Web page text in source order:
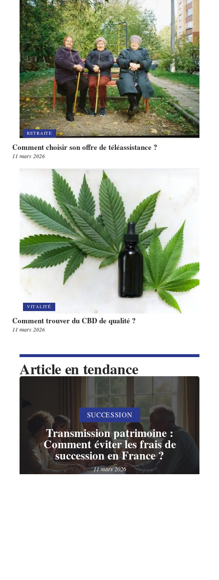
RETRAITE
Comment choisir son offre de téléassistance ?
11 mars 2026
VITALITÉ
Comment trouver du CBD de qualité ?
11 mars 2026
Article en tendance
SUCCESSION
Transmission patrimoine :
Comment éviter les frais de
succession en France ?
11 mars 2026